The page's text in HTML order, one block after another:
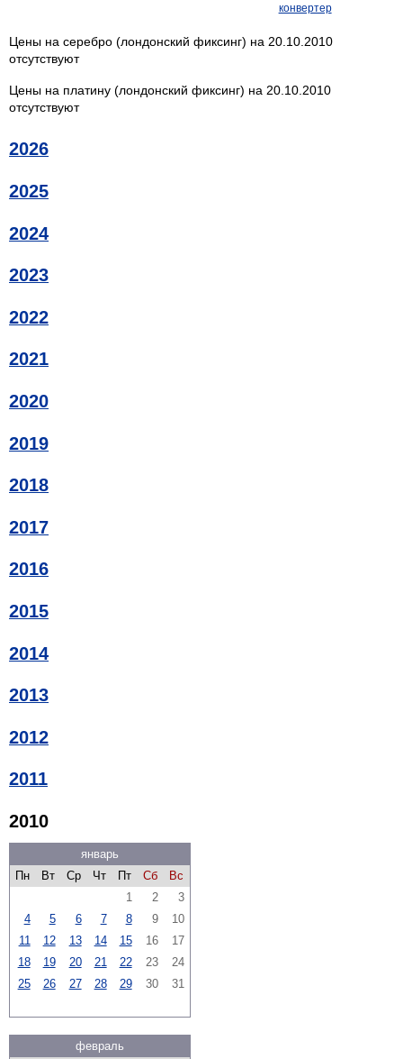
конвертер
Цены на серебро (лондонский фиксинг) на 20.10.2010
отсутствуют
Цены на платину (лондонский фиксинг) на 20.10.2010
отсутствуют
2026
2025
2024
2023
2022
2021
2020
2019
2018
2017
2016
2015
2014
2013
2012
2011
2010
январь
Пн
Вт Ср Чт Пт Сб
Вс
1
2
3
4
5 6 7 8 9
10
11
12 13 14 15 16
17
18
19 20 21 22 23
24
25
26 27 28 29 30 31
февраль